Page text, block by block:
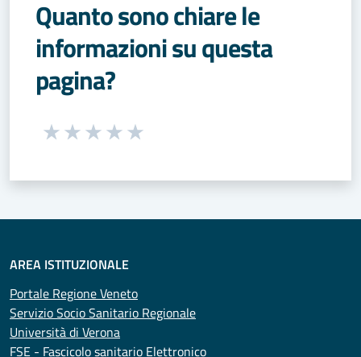
Quanto sono chiare le
informazioni su questa
pagina?
Seleziona una valutazione da 1 a 5 stelle
AREA ISTITUZIONALE
Portale Regione Veneto
Servizio Socio Sanitario Regionale
Università di Verona
FSE - Fascicolo sanitario Elettronico